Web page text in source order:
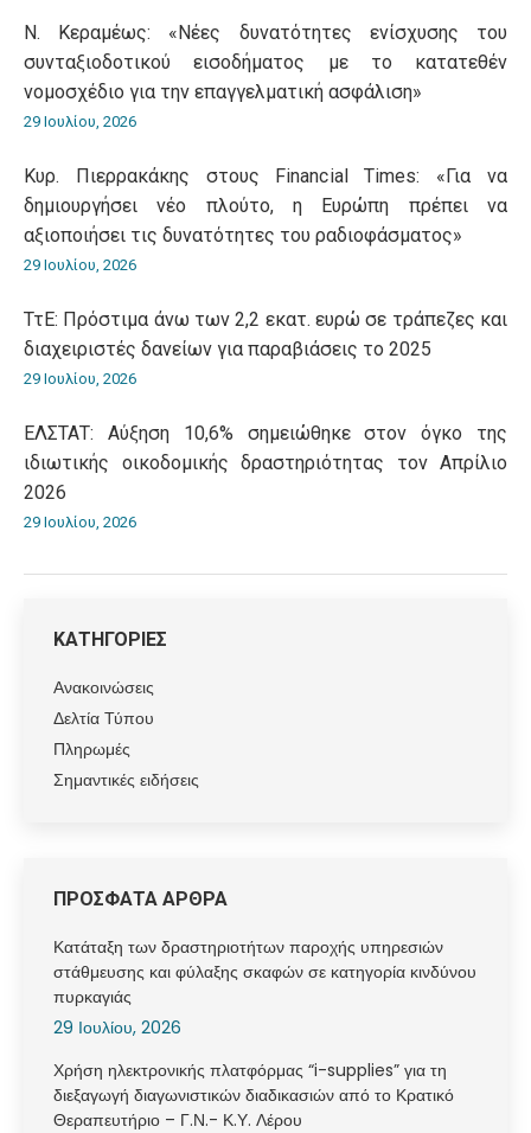
Ν. Κεραμέως: «Νέες δυνατότητες ενίσχυσης του
συνταξιοδοτικού εισοδήματος με το κατατεθέν
νομοσχέδιο για την επαγγελματική ασφάλιση»
29 Ιουλίου, 2026
Κυρ. Πιερρακάκης στους Financial Times: «Για να
δημιουργήσει νέο πλούτο, η Ευρώπη πρέπει να
αξιοποιήσει τις δυνατότητες του ραδιοφάσματος»
29 Ιουλίου, 2026
ΤτΕ: Πρόστιμα άνω των 2,2 εκατ. ευρώ σε τράπεζες και
διαχειριστές δανείων για παραβιάσεις το 2025
29 Ιουλίου, 2026
ΕΛΣΤΑΤ: Αύξηση 10,6% σημειώθηκε στον όγκο της
ιδιωτικής οικοδομικής δραστηριότητας τον Απρίλιο
2026
29 Ιουλίου, 2026
ΚΑΤΗΓΟΡΙΕΣ
Ανακοινώσεις
Δελτία Τύπου
Πληρωμές
Σημαντικές ειδήσεις
ΠΡΟΣΦΑΤΑ ΑΡΘΡΑ
Κατάταξη των δραστηριοτήτων παροχής υπηρεσιών
στάθμευσης και φύλαξης σκαφών σε κατηγορία κινδύνου
πυρκαγιάς
29 Ιουλίου, 2026
Χρήση ηλεκτρονικής πλατφόρμας “i-supplies” για τη
διεξαγωγή διαγωνιστικών διαδικασιών από το Κρατικό
Θεραπευτήριο – Γ.Ν.- Κ.Υ. Λέρου